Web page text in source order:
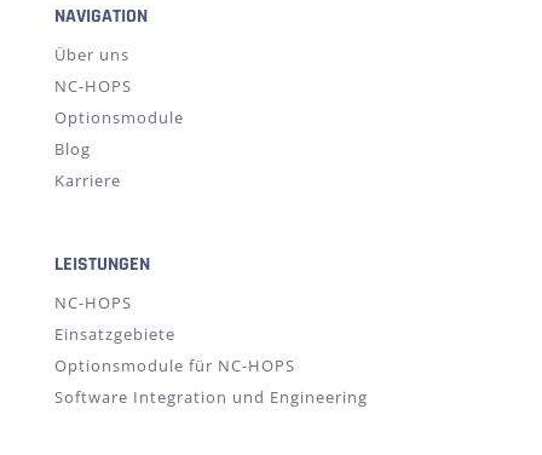
NAVIGATION
Über uns
NC-HOPS
Optionsmodule
Blog
Karriere
LEISTUNGEN
NC-HOPS
Einsatzgebiete
Optionsmodule für NC-HOPS
Software Integration und Engineering